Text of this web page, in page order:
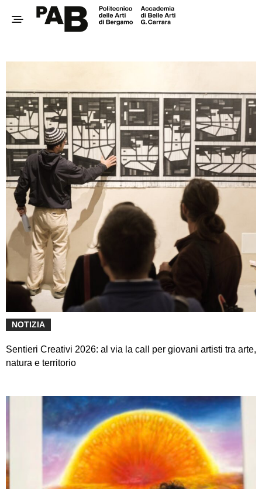
NOTIZIA
Sentieri Creativi 2026: al via la call per giovani artisti tra arte,
natura e territorio